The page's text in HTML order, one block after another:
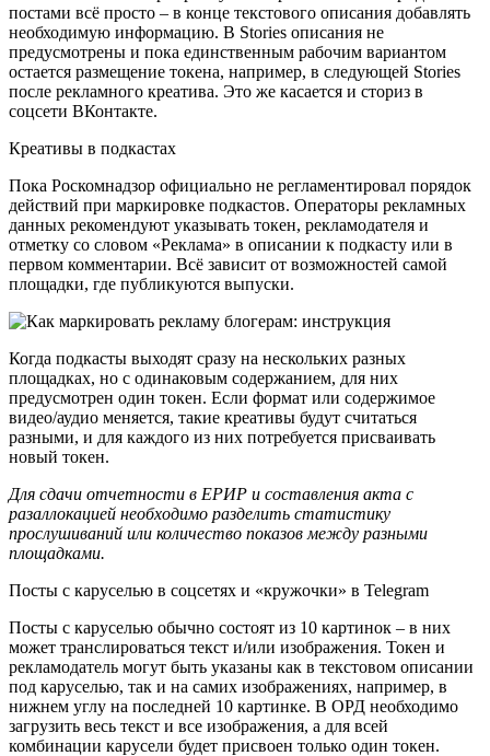
постами всё просто – в конце текстового описания добавлять
необходимую информацию. В Stories описания не
предусмотрены и пока единственным рабочим вариантом
остается размещение токена, например, в следующей Stories
после рекламного креатива. Это же касается и сториз в
соцсети ВКонтакте.
Креативы в подкастах
Пока Роскомнадзор официально не регламентировал порядок
действий при маркировке подкастов. Операторы рекламных
данных рекомендуют указывать токен, рекламодателя и
отметку со словом «Реклама» в описании к подкасту или в
первом комментарии. Всё зависит от возможностей самой
площадки, где публикуются выпуски.
Когда подкасты выходят сразу на нескольких разных
площадках, но с одинаковым содержанием, для них
предусмотрен один токен. Если формат или содержимое
видео/аудио меняется, такие креативы будут считаться
разными, и для каждого из них потребуется присваивать
новый токен.
Для сдачи отчетности в ЕРИР и составления акта с
разаллокацией необходимо разделить статистику
прослушиваний или количество показов между разными
площадками.
Посты с каруселью в соцсетях и «кружочки» в Telegram
Посты с каруселью обычно состоят из 10 картинок – в них
может транслироваться текст и/или изображения. Токен и
рекламодатель могут быть указаны как в текстовом описании
под каруселью, так и на самих изображениях, например, в
нижнем углу на последней 10 картинке. В ОРД необходимо
загрузить весь текст и все изображения, а для всей
комбинации карусели будет присвоен только один токен.